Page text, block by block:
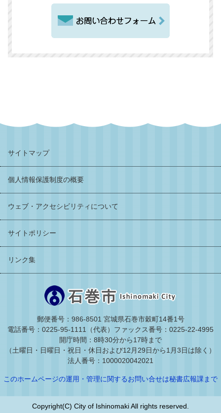
サイトマップ
個人情報保護制度の概要
ウェブ・アクセシビリティについて
サイトポリシー
リンク集
郵便番号：986-8501 宮城県石巻市穀町14番1号
電話番号：0225-95-1111（代表） ファックス番号：0225-22-4995
開庁時間：8時30分から17時まで
（土曜日・日曜日・祝日・休日および12月29日から1月3日は除く）
法人番号：1000020042021
このホームページの運用・管理に関するお問い合せは秘書広報課まで
Copyright(C) City of Ishinomaki All rights reserved.